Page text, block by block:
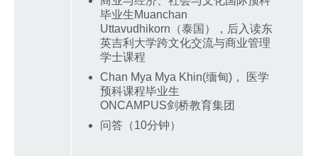
毕业生Muanchan
Uttavudhikorn（泰国），后入读东
英吉利大学跨文化交流与商业管理
学士课程
Chan Mya Mya Khin(缅甸)， 医学
预科课程毕业生
ONCAMPUS剑桥教育集团
问答（10分钟）